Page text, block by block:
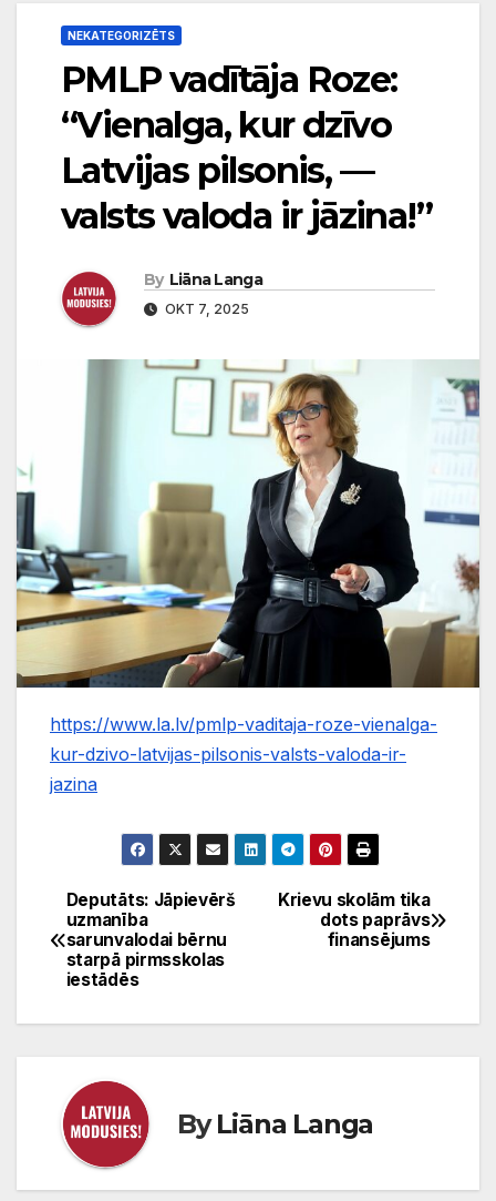
NEKATEGORIZĒTS
PMLP vadītāja Roze:
“Vienalga, kur dzīvo
Latvijas pilsonis, —
valsts valoda ir jāzina!”
By Liāna Langa
OKT 7, 2025
https://www.la.lv/pmlp-vaditaja-roze-vienalga-
kur-dzivo-latvijas-pilsonis-valsts-valoda-ir-
jazina
Ziņu
izvēlne
Krievu skolām tika
dots paprāvs
finansējums
Deputāts: Jāpievērš
uzmanība
sarunvalodai bērnu
starpā pirmsskolas
iestādēs
ByLiāna Langa